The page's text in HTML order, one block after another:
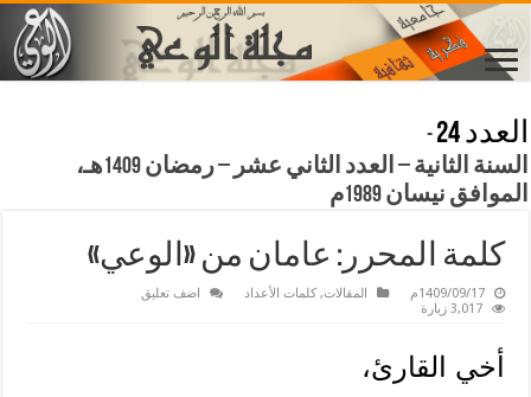
العدد 24
-
السنة الثانية – العدد الثاني عشر – رمضان 1409هـ،
الموافق نيسان 1989م
كلمة المحرر: عامان من «الوعي»
1409/09/17م المقالات,كلمات الأعداد
اضف تعليق
3,017 زيارة
أخي القارئ،